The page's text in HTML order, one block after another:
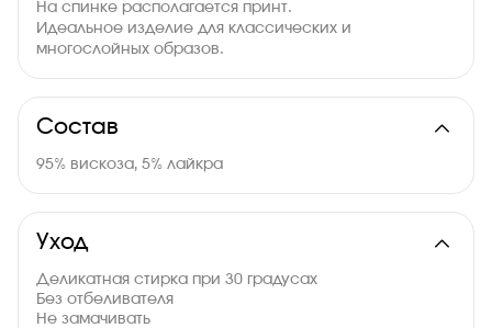
На спинке располагается принт.
Идеальное изделие для классических и
многослойных образов.
Состав
95% вискоза, 5% лайкра
Уход
Деликатная стирка при 30 градусах
Без отбеливателя
Не замачивать